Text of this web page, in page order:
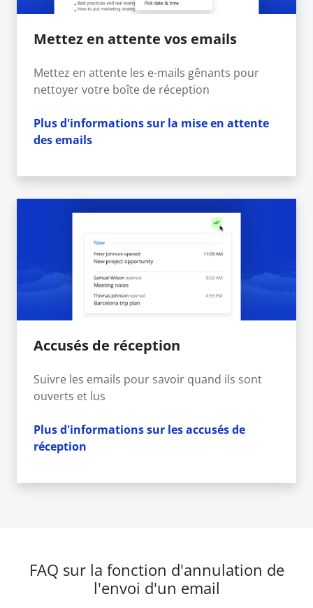
Mettez en attente vos emails
Mettez en attente les e-mails gênants pour
nettoyer votre boîte de réception
Plus d'informations sur la mise en attente
des emails
Accusés de réception
Suivre les emails pour savoir quand ils sont
ouverts et lus
Plus d'informations sur les accusés de
réception
FAQ sur la fonction d'annulation de
l'envoi d'un email